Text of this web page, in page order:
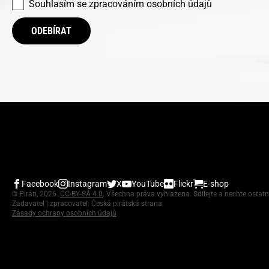
Souhlasím se zpracováním osobních údajů
ODEBÍRAT
Facebook Instagram X YouTube Flickr E-shop
© Piráti, 2026. CC-BY-SA 4.0. Všechna práva vyhlazena. Sdílejte a nechte
Zadavatel | zpracovatel: Česká pirátská strana
Zásady ochrany osobních údajů